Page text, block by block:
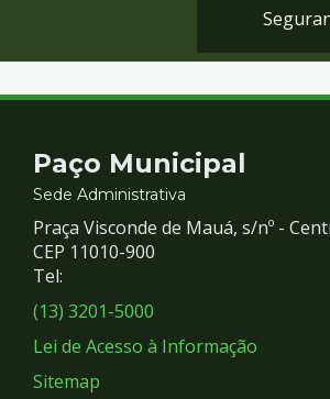
Contato
e
Redes
Sociais
Paço Municipal
Sede Administrativa
Praça Visconde de Mauá, s/nº -
CEP 11010-900
Tel:
(13) 3201-5000
Lei de Acesso à Informação
Sitemap